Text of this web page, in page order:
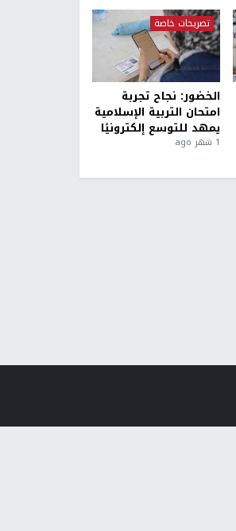
تصريحات خاصة
الخضور: نجاح تجربة
امتحان التربية الإسلامية
يمهد للتوسع إلكترونيًا
1 شهر ago